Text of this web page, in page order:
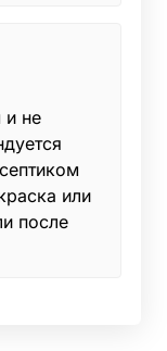
и не
или
после